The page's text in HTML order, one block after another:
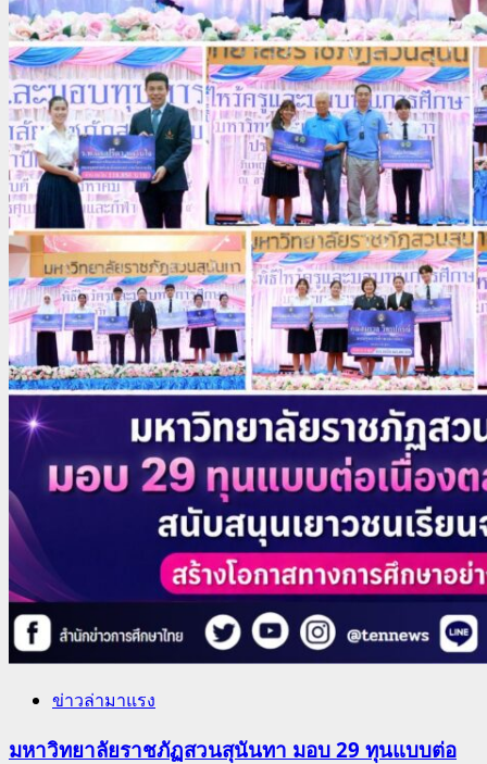
ข่าวล่ามาแรง
มหาวิทยาลัยราชภัฏสวนสุนันทา มอบ 29 ทุนแบบต่อ